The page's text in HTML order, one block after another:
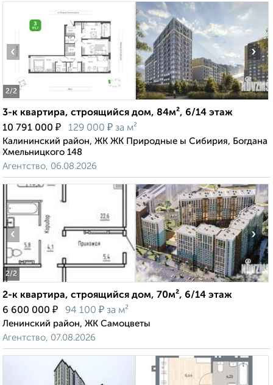
2/2
‹ ›
3-к квартира, строящийся дом, 84м², 6/14 этаж
10 791 000 ₽ 129 000 ₽ за м²
Калининский район, ЖК ЖК Природные ы Сибирия, Богдана
Хмельницкого 148
Агентство, 06.08.2026
2/2
‹ ›
2-к квартира, строящийся дом, 70м², 6/14 этаж
6 600 000 ₽ 94 100 ₽ за м²
Ленинский район, ЖК Самоцветы
Агентство, 07.08.2026